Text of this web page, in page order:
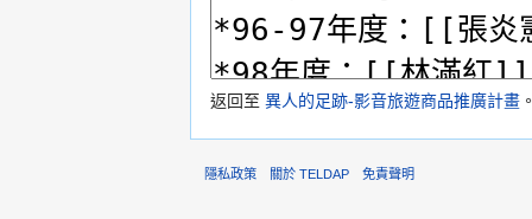
返回至 異人的足跡-影音旅遊商品推廣計畫
隱私政策 關於 TELDAP 免責聲明